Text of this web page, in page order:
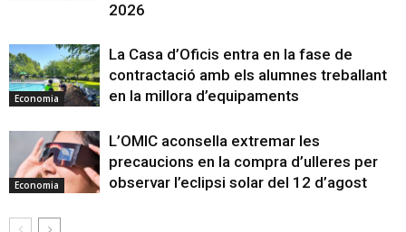
2026
Economia
La Casa d’Oficis entra en la fase de
contractació amb els alumnes treballant
en la millora d’equipaments
Economia
L’OMIC aconsella extremar les
precaucions en la compra d’ulleres per
observar l’eclipsi solar del 12 d’agost